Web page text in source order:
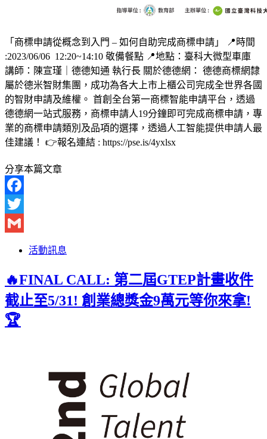
「商標申請從概念到入門 – 如何自助完成商標申請」 📍時間
:2023/06/06 12:20~14:10 敬備餐點 📍地點：臺科大微型車庫
講師：陳宣瑾｜德德知通 執行長 關於德德網： 德德商標網隸
屬於德米智財集團，成功為各大上市上櫃公司完成全世界各國
的智財申請及維權。 首創全台第一商標智能申請平台，透過
德德網一站式服務，商標申請人19分鐘即可完成商標申請，專
業的商標申請類別及品項的選擇，透過人工智能提供申請人最
佳建議！ 👉報名連結 : https://pse.is/4yxlsx
分享本篇文章
Facebook
Twitter
活動訊息
🔥FINAL CALL: 第二屆GTEP計畫收件
截止至5/31! 創業總獎金9萬元等你來拿!
🏆